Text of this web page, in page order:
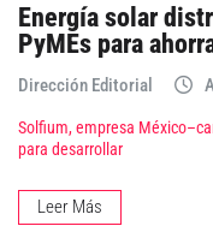
Energía solar
PyMEs para
Dirección Editorial
Solfium, empresa
para desarrollar
Leer Más